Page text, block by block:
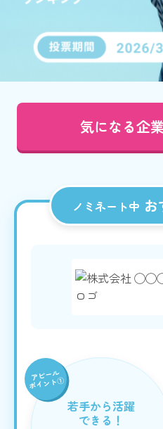
気になる企
ノミネート中 お
アピール
ポイント①
若手から活躍
できる！